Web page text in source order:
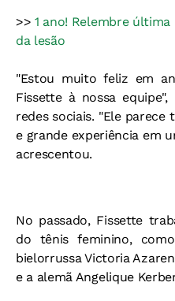
>>1 ano! Relembre
da lesão
"Estou muito feliz em
Fissette à nossa
redes sociais. "Ele
e grande experiência em
acrescentou.
No passado, Fissette
do tênis feminino,
bielorrussa Victoria
e a alemã Angelique